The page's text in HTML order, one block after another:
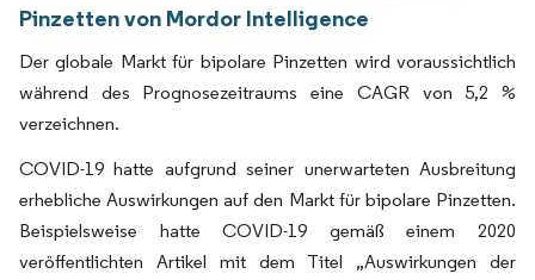
Pinzetten von Mordor Intelligence
Der globale Markt für bipolare Pinzetten wird voraussichtlich
während des Prognosezeitraums eine CAGR von 5,2 %
verzeichnen.
COVID-19 hatte aufgrund seiner unerwarteten Ausbreitung
erhebliche Auswirkungen auf den Markt für bipolare Pinzetten.
Beispielsweise hatte COVID-19 gemäß einem 2020
veröffentlichten Artikel mit dem Titel „Auswirkungen der